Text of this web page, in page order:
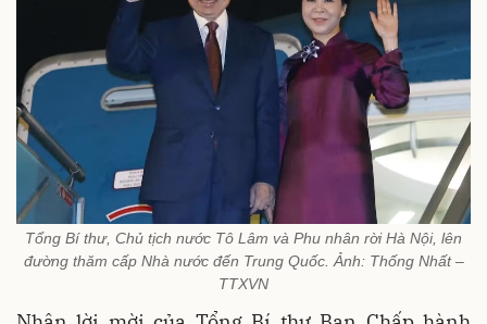
Tổng Bí thư, Chủ tịch nước Tô Lâm và Phu nhân rời Hà Nội, lên
đường thăm cấp Nhà nước đến Trung Quốc. Ảnh: Thống Nhất –
TTXVN